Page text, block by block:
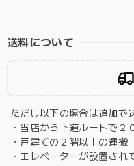
送料について
ただし以下の場合は追加で
・当店から下道ルートで
・戸建ての２階以上の運搬
・エレベーターが設置され